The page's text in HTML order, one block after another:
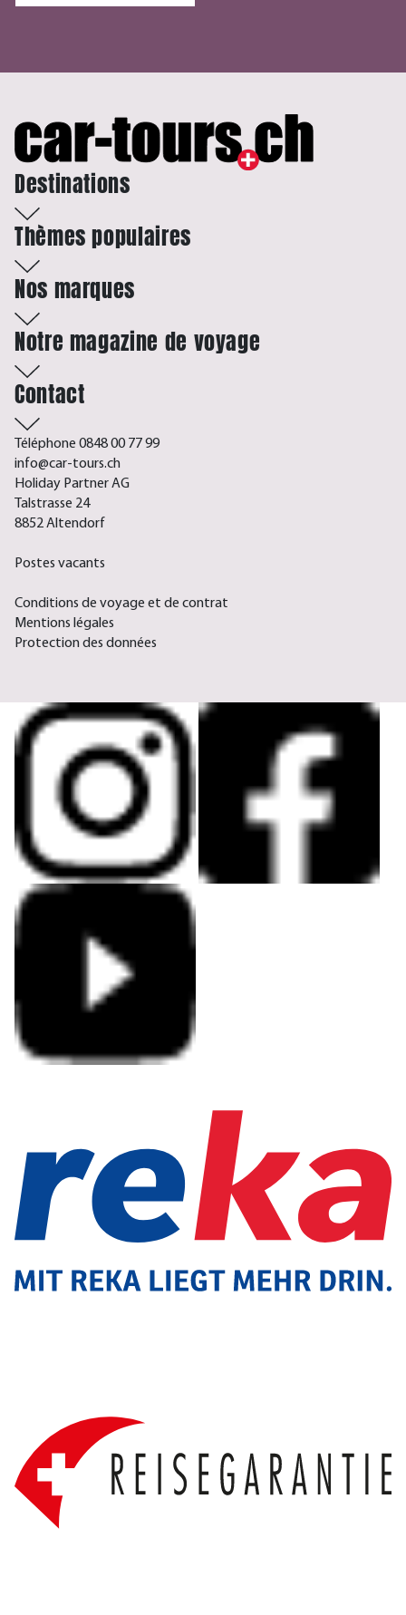
Destinations
Thèmes populaires
Nos marques
Notre magazine de voyage
Contact
Téléphone 0848 00 77 99
info@car-tours.ch
Holiday Partner AG
Talstrasse 24
8852 Altendorf
Postes vacants
Conditions de voyage et de contrat
Mentions légales
Protection des données